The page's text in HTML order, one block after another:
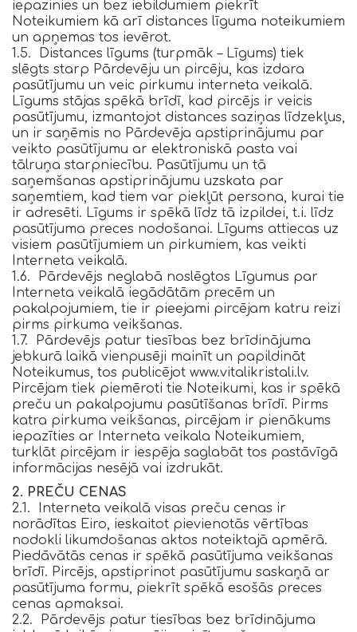
iepazinies un bez iebildumiem piekrīt
Noteikumiem kā arī distances līguma noteikumiem
un apņemas tos ievērot.
1.5. Distances līgums (turpmāk – Līgums) tiek
slēgts starp Pārdevēju un pircēju, kas izdara
pasūtījumu un veic pirkumu interneta veikalā.
Līgums stājas spēkā brīdī, kad pircējs ir veicis
pasūtījumu, izmantojot distances saziņas līdzekļus,
un ir saņēmis no Pārdevēja apstiprinājumu par
veikto pasūtījumu ar elektroniskā pasta vai
tālruņa starpniecību. Pasūtījumu un tā
saņemšanas apstiprinājumu uzskata par
saņemtiem, kad tiem var piekļūt persona, kurai tie
ir adresēti. Līgums ir spēkā līdz tā izpildei, t.i. līdz
pasūtījuma preces nodošanai. Līgums attiecas uz
visiem pasūtījumiem un pirkumiem, kas veikti
Interneta veikalā.
1.6. Pārdevējs neglabā noslēgtos Līgumus par
Interneta veikalā iegādātām precēm un
pakalpojumiem, tie ir pieejami pircējam katru reizi
pirms pirkuma veikšanas.
1.7. Pārdevējs patur tiesības bez brīdinājuma
jebkurā laikā vienpusēji mainīt un papildināt
Noteikumus, tos publicējot www.vitalikristali.lv.
Pircējam tiek piemēroti tie Noteikumi, kas ir spēkā
preču un pakalpojumu pasūtīšanas brīdī. Pirms
katra pirkuma veikšanas, pircējam ir pienākums
iepazīties ar Interneta veikala Noteikumiem,
turklāt pircējam ir iespēja saglabāt tos pastāvīgā
informācijas nesējā vai izdrukāt.
2. PREČU CENAS
2.1. Interneta veikalā visas preču cenas ir
norādītas Eiro, ieskaitot pievienotās vērtības
nodokli likumdošanas aktos noteiktajā apmērā.
Piedāvātās cenas ir spēkā pasūtījuma veikšanas
brīdī. Pircējs, apstiprinot pasūtījumu saskaņā ar
pasūtījuma formu, piekrīt spēkā esošās preces
cenas apmaksai.
2.2. Pārdevējs patur tiesības bez brīdinājuma